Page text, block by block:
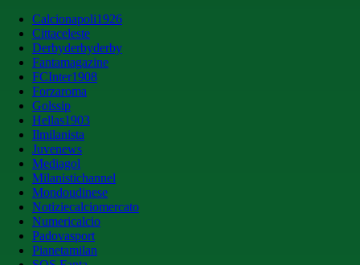
Calcionapoli1926
Cittaceleste
Derbyderbyderby
Fantamagazine
FCInter1908
Forzaroma
Golssip
Hellas1903
Ilmilanista
Juvenews
Mediagol
Milanistichannel
Mondoudinese
Notiziecalciomercato
Numericalcio
Padovasport
Pianetamilan